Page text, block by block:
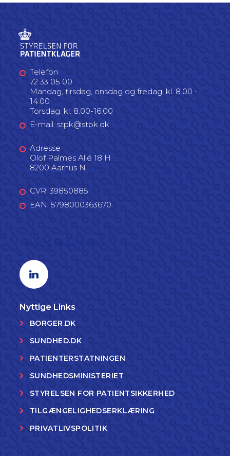
Telefon
72 33 05 00
Mandag, tirsdag, onsdag og fredag: kl. 8.00 -
14.00
Torsdag: kl. 8.00-16.00
E-mail: stpk@stpk.dk
Adresse
Olof Palmes Allé 18 H
8200 Aarhus N
CVR: 39850885
EAN: 5798000363670
Linkedin profil
Nyttige Links
BORGER.DK
SUNDHED.DK
PATIENTERSTATNINGEN
SUNDHEDSMINISTERIET
STYRELSEN FOR PATIENTSIKKERHED
TILGÆNGELIGHEDSERKLÆRING
PRIVATLIVSPOLITIK